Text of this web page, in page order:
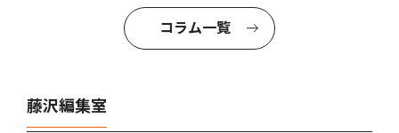
コラム一覧
藤沢編集室